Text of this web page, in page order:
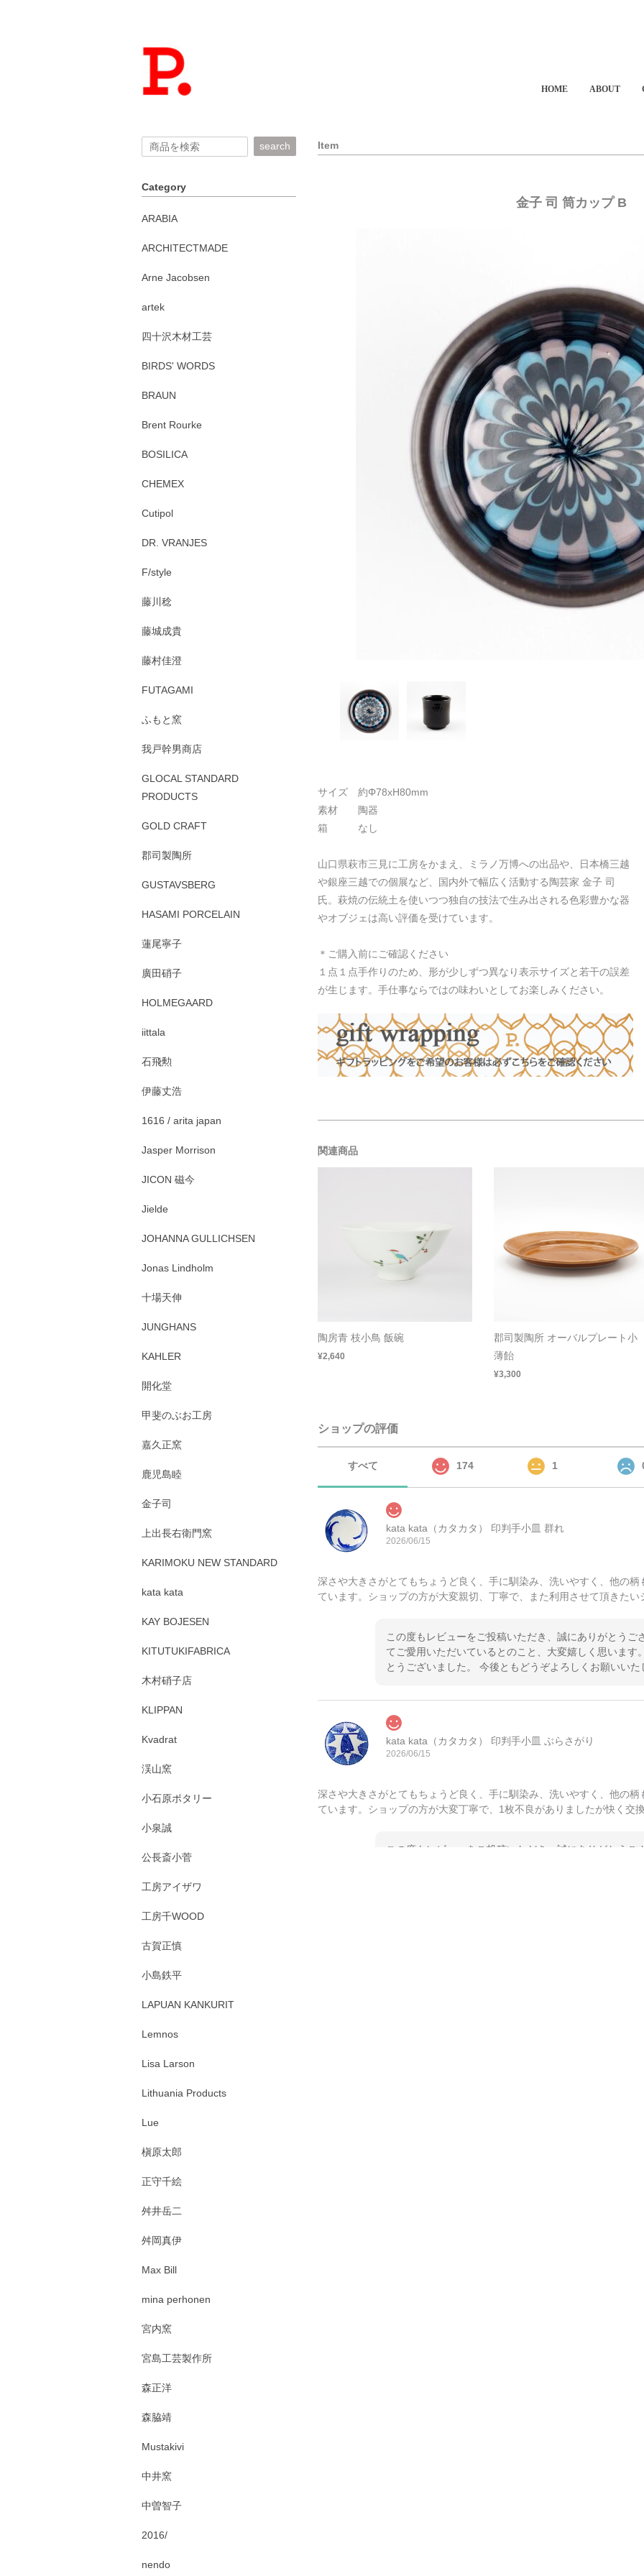
HOME ABOUT
Item
金子 司 筒カップ B
サイズ 約Φ78xH80mm
素材 陶器
箱 なし
山口県萩市三見に工房をかまえ、ミラノ万博への出品や、日本橋三越
や銀座三越での個展など、国内外で幅広く活動する陶芸家 金子 司
氏。萩焼の伝統土を使いつつ独自の技法で生み出される色彩豊かな器
やオブジェは高い評価を受けています。
＊ご購入前にご確認ください
１点１点手作りのため、形が少しずつ異なり表示サイズと若干の誤差
が生じます。手仕事ならではの味わいとしてお楽しみください。
関連商品
陶房青 枝小鳥 飯碗
¥2,640
郡司製陶所 オーバルプレート小
薄飴
¥3,300
ショップの評価
すべて 174 1
kata kata（カタカタ） 印判手小皿 群れ
2026/06/15
深さや大きさがとてもちょうど良く、手に馴染み、洗いやすく、他の
ています。ショップの方が大変親切、丁寧で、また利用させて頂きたい
この度もレビューをご投稿いただき、誠にありがとうご
てご愛用いただいているとのこと、大変嬉しく思います
とうございました。 今後ともどうぞよろしくお願いいた
kata kata（カタカタ） 印判手小皿 ぶらさがり
2026/06/15
深さや大きさがとてもちょうど良く、手に馴染み、洗いやすく、他の
ています。ショップの方が大変丁寧で、1枚不良がありましたが快く交
この度もレビューをご投稿いただき、誠にありがとう
search
Category
ARABIA
ARCHITECTMADE
Arne Jacobsen
artek
四十沢木材工芸
BIRDS' WORDS
BRAUN
Brent Rourke
BOSILICA
CHEMEX
Cutipol
DR. VRANJES
F/style
藤川稔
藤城成貴
藤村佳澄
FUTAGAMI
ふもと窯
我戸幹男商店
GLOCAL STANDARD
PRODUCTS
GOLD CRAFT
郡司製陶所
GUSTAVSBERG
HASAMI PORCELAIN
蓮尾寧子
廣田硝子
HOLMEGAARD
iittala
石飛勲
伊藤丈浩
1616 / arita japan
Jasper Morrison
JICON 磁今
Jielde
JOHANNA GULLICHSEN
Jonas Lindholm
十場天伸
JUNGHANS
KAHLER
開化堂
甲斐のぶお工房
嘉久正窯
鹿児島睦
金子司
上出長右衛門窯
KARIMOKU NEW STANDARD
kata kata
KAY BOJESEN
KITUTUKIFABRICA
木村硝子店
KLIPPAN
Kvadrat
渓山窯
小石原ポタリー
小泉誠
公長斎小菅
工房アイザワ
工房千WOOD
古賀正慎
小島鉄平
LAPUAN KANKURIT
Lemnos
Lisa Larson
Lithuania Products
Lue
槇原太郎
正守千絵
舛井岳二
舛岡真伊
Max Bill
mina perhonen
宮内窯
宮島工芸製作所
森正洋
森脇靖
Mustakivi
中井窯
中曽智子
2016/
nendo